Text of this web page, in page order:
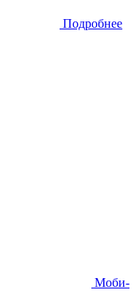
Подробнее
Моби-